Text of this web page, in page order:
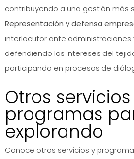
contribuyendo a una gestión más
Representación y defensa
interlocutor ante administraciones
defendiendo los intereses del
participando en procesos de
Otros
programas
explorando
Conoce otros servicios y